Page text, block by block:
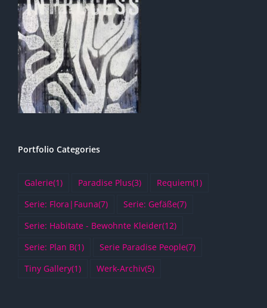
Portfolio Categories
Galerie(1) Paradise Plus(3) Requiem(1)
Serie: Flora|Fauna(7) Serie: Gefäße(7)
Serie: Habitate - Bewohnte Kleider(12)
Serie: Plan B(1) Serie Paradise People(7)
Tiny Gallery(1) Werk-Archiv(5)